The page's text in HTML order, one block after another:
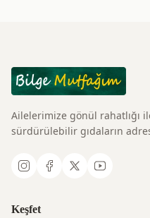
Ailelerimize gönül rahatlığı
sürdürülebilir gıdaların
Keşfet